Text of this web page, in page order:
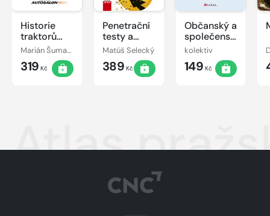
Historie
traktorů
Zetor
Marián Šuman-Hreblay
319 Kč
Penetrační
testy a
exploitace
Matúš Selecký
389 Kč
Občanský a
společenskovědní
základ
kolektiv
149 Kč
Atlas